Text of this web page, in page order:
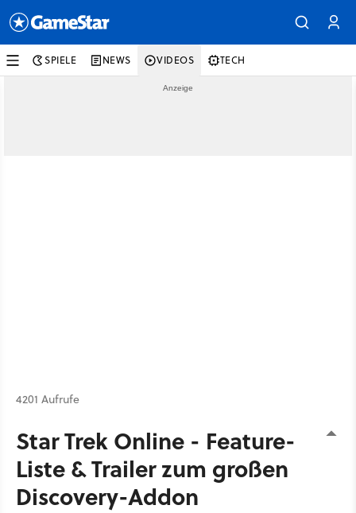
SPIELE NEWS VIDEOS TECH
4201 Aufrufe
Star Trek Online - Feature-
Liste & Trailer zum großen
Discovery-Addon